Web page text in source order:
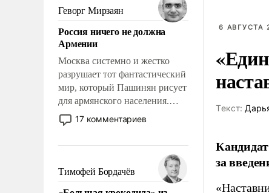
Сложившаяся ситуация
означает многолетний период
уязвимости США, например,
перед Китаем.
Геворг Мирзаян
Россия ничего не должна
Армении
Москва системно и жестко
разрушает тот фантастический
мир, который Пашинян рисует
для армянского населения.
Мир, где политические
прожекты будут безусловно
налогоплательщиков и где
Еревану за свои поступки не
17 комментариев
Тимофей Бордачёв
6 АВГУСТА
Tекст:
за